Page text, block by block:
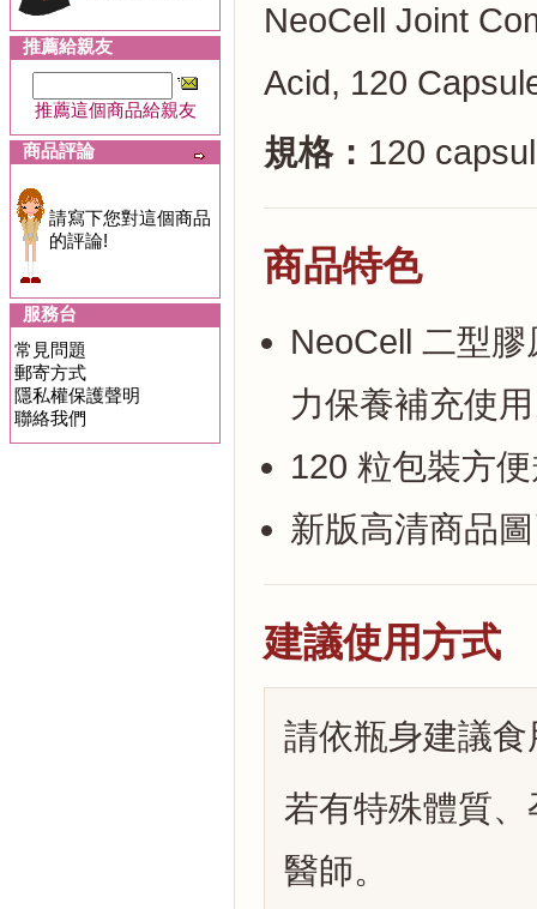
推薦給親友
推薦這個商品給親友
商品評論
請寫下您對這個商品
的評論!
服務台
常見問題
郵寄方式
隱私權保護聲明
聯絡我們
NeoCell Joint
Acid, 120
規格： 120
商品特色
NeoCell 二型
力保養補充使
120 粒包裝方
新版高清商品
建議使用方式
請依瓶身建議
若有特殊體質
醫師。